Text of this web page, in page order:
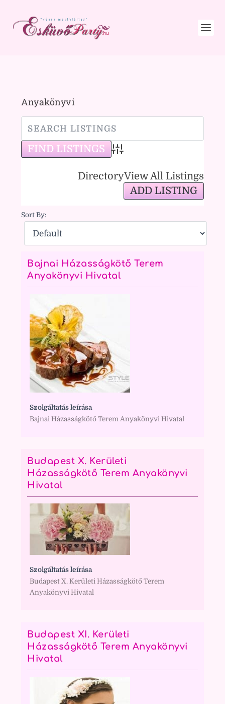
Anyakönyvi
Advanced Search
DirectoryView All Listings
ADD LISTING
Sort By:
Bajnai Házasságkötő Terem
Anyakönyvi Hivatal
Szolgáltatás leírása
Bajnai Házasságkötő Terem Anyakönyvi Hivatal
Budapest X. Kerületi
Házasságkötő Terem Anyakönyvi
Hivatal
Szolgáltatás leírása
Budapest X. Kerületi Házasságkötő Terem
Anyakönyvi Hivatal
Budapest XI. Kerületi
Házasságkötő Terem Anyakönyvi
Hivatal